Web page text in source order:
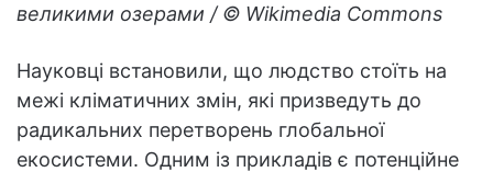
великими озерами / © Wikimedia Commons
Науковці встановили, що людство стоїть на
межі кліматичних змін, які призведуть до
радикальних перетворень глобальної
екосистеми. Одним із прикладів є потенційне